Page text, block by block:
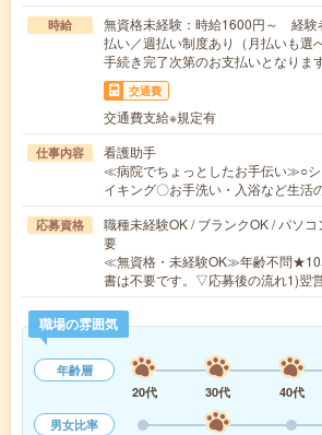
時給
無資格未経験：時給1600円～ 経
払い／週払い制度あり（月払いも選
手続き完了次第のお支払いとなります
交通費
交通費支給※規定有
仕事内容
看護助手
≪病院でちょっとしたお手伝い≫○シ
イキング〇お手洗い・入浴など生
応募資格
職種未経験OK / ブランクOK / パソ
要
≪無資格・未経験OK≫年齢不問
書は不要です。▽応募後の流れ1)翌
職場の雰囲気
年齢層
20代
30代 40代
男女比率